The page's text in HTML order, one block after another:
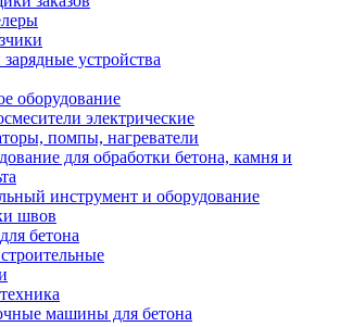
устройства
оборудование
электрические
помпы, нагреватели
для обработки бетона, камня и
инструмент и оборудование
швов
бетона
машины для бетона